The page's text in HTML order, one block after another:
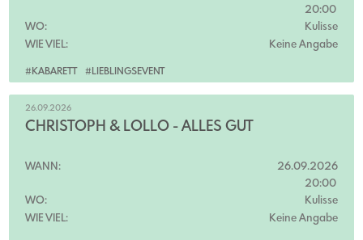
#KABARETT #LIEBLINGSEVENT
20:00
WO:
Kulisse
WIE VIEL:
Keine Angabe
26.09.2026
CHRISTOPH & LOLLO - ALLES GUT
WANN:
26.09.2026
20:00
WO:
Kulisse
WIE VIEL:
Keine Angabe